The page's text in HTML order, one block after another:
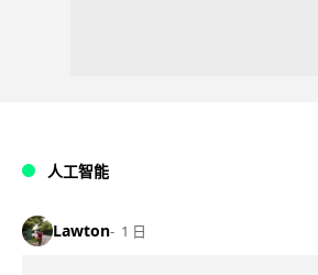
人工智能
Lawton 1 日